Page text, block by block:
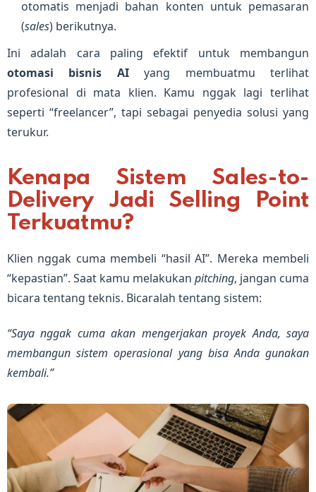
otomatis menjadi bahan konten untuk pemasaran
(sales) berikutnya.
Ini adalah cara paling efektif untuk membangun
otomasi bisnis AIyang membuatmu terlihat
profesional di mata klien. Kamu nggak lagi terlihat
seperti “freelancer”, tapi sebagai penyedia solusi yang
terukur.
Kenapa Sistem Sales-to-
Delivery Jadi Selling Point
Terkuatmu?
Klien nggak cuma membeli “hasil AI”. Mereka membeli
“kepastian”. Saat kamu melakukan pitching, jangan cuma
bicara tentang teknis. Bicaralah tentang sistem:
“Saya nggak cuma akan mengerjakan proyek Anda, saya
membangun sistem operasional yang bisa Anda gunakan
kembali.”